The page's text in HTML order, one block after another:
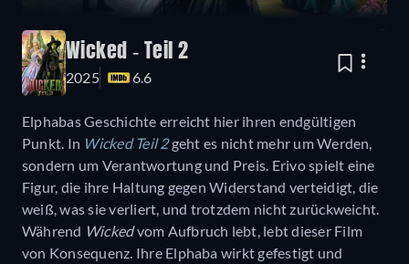
Wicked - Teil 2
2025 6.6
Elphabas Geschichte erreicht hier ihren endgültigen
Punkt. In Wicked Teil 2geht es nicht mehr um Werden,
sondern um Verantwortung und Preis. Erivo spielt eine
Figur, die ihre Haltung gegen Widerstand verteidigt, die
weiß, was sie verliert, und trotzdem nicht zurückweicht.
Während Wickedvom Aufbruch lebt, lebt dieser Film
von Konsequenz. Ihre Elphaba wirkt gefestigt und